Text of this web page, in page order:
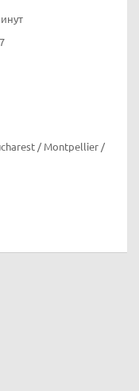
/ Montpellier /